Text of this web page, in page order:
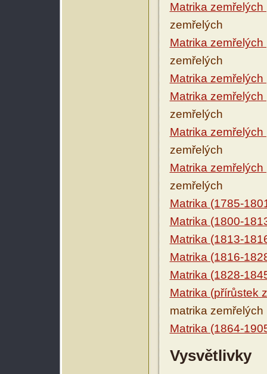
Matrika
zemřelých
Matrika
zemřelých
Matrika
Matrika
zemřelých
Matrika
zemřelých
Matrika
zemřelých
Matrika (1785-
Matrika (1800-
Matrika (1813-
Matrika (1816-
Matrika (1828-
Matrika (přírůstek
matrika zemřelých
Matrika (1864-
Vysvětlivky